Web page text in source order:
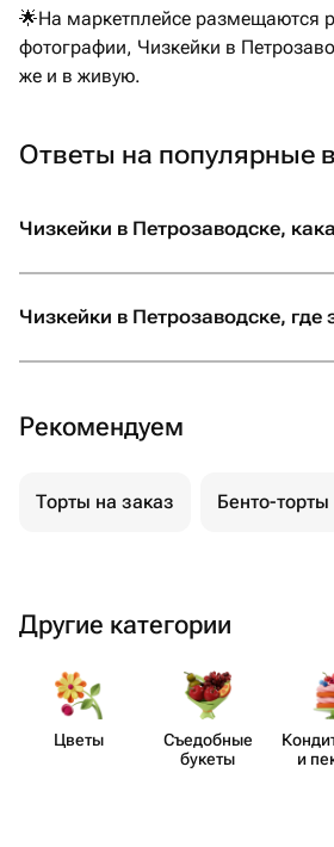
🌟На маркетплейсе размещаются
фотографии, Чизкейки в
же и в живую.
Ответы на популярные
Чизкейки в Петрозаводске,
Чизкейки в Петрозаводске, где
Рекомендуем
Торты на заказ Бенто-торты
Другие категории
Цветы
Съедобные
букеты
и